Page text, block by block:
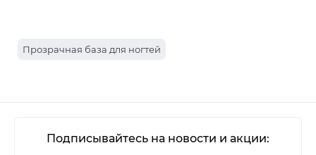
Как работает система покрытия
результат, защищает материал от повреждений
Прозрачная база для ногтей
Подписывайтесь на новости и акции: